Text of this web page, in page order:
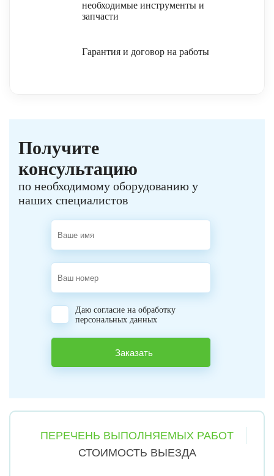
необходимые инструменты и
запчасти
Гарантия и договор на работы
Получите
консультацию
по необходимому оборудованию у
наших специалистов
Даю согласие на обработку
персональных данных
ПЕРЕЧЕНЬ ВЫПОЛНЯЕМЫХ РАБОТ
СТОИМОСТЬ ВЫЕЗДА